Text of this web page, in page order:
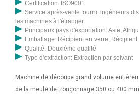
Certification: ISO9001
Service après-vente fourni: ingénieurs
les machines à l'étranger
Principaux pays d'exportation: Asie,
Emballage: Récipient en verre,
Qualité: Deuxième qualité
Type d'extraction: Extraction par solvant
Machine de découpe grand volume
de la meule de tronçonnage 350 ou 400